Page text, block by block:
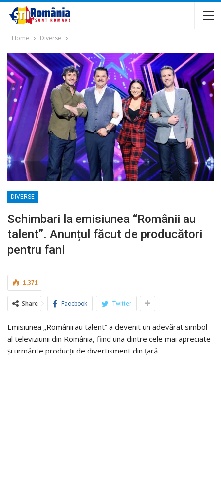
Home Diverse
DIVERSE
Schimbari la emisiunea “Românii au
talent”. Anunțul făcut de producători
pentru fani
1,371
Share Facebook Twitter
Emisiunea „Românii au talent” a devenit un adevărat simbol
al televiziunii din România, fiind una dintre cele mai apreciate
și urmărite producții de divertisment din țară.